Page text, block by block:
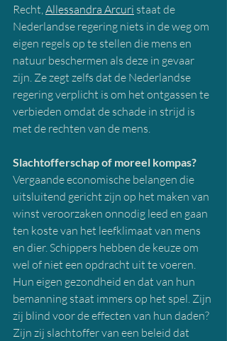
Recht, Allessandra Arcuri staat de
Nederlandse regering niets in de weg om
eigen regels op te stellen die mens en
natuur beschermen als deze in gevaar
zijn. Ze zegt zelfs dat de Nederlandse
regering verplicht is om het ontgassen te
verbieden omdat de schade in strijd is
met de rechten van de mens.
Slachtofferschap of moreel kompas?
Vergaande economische belangen die
uitsluitend gericht zijn op het maken van
winst veroorzaken onnodig leed en gaan
ten koste van het leefklimaat van mens
en dier. Schippers hebben de keuze om
wel of niet een opdracht uit te voeren.
Hun eigen gezondheid en dat van hun
bemanning staat immers op het spel. Zijn
zij blind voor de effecten van hun daden?
Zijn zij slachtoffer van een beleid dat